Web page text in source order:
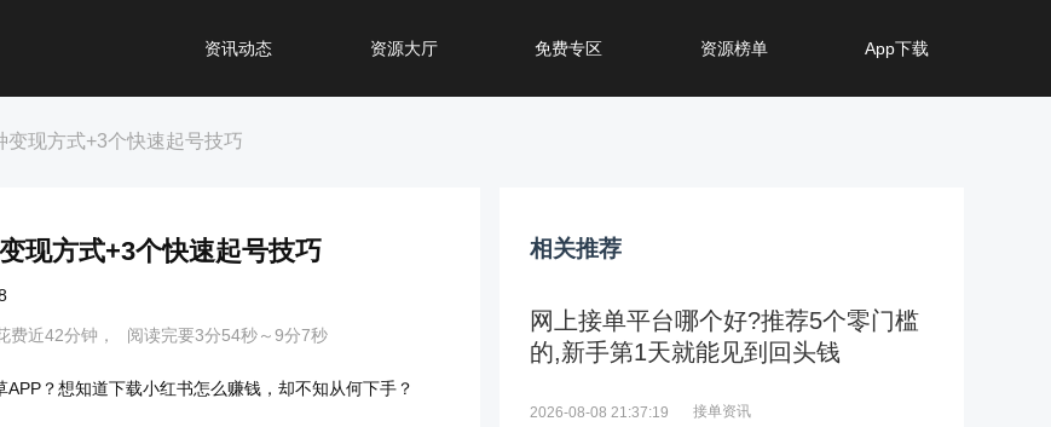
资讯动态 资源大厅 免费专区 资源榜单 App下载
现方式+3个快速起号技巧
现方式+3个快速起号技巧
费近42分钟， 阅读完要3分54秒～9分7秒
？想知道下载小红书怎么赚钱，却不知从何下手？
相关推荐
网上接单平台哪个好?推荐5个零门槛
的,新手第1天就能见到回头钱
2026-08-08 21:37:19 接单资讯